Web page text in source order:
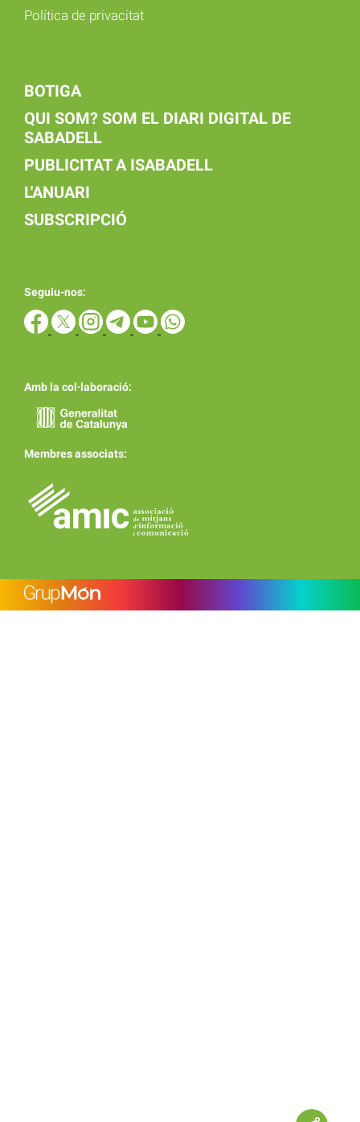
Política de privacitat
BOTIGA
QUI SOM? SOM EL DIARI DIGITAL DE
SABADELL
PUBLICITAT A ISABADELL
L'ANUARI
SUBSCRIPCIÓ
Seguiu-nos:
Amb la col·laboració:
Membres associats: